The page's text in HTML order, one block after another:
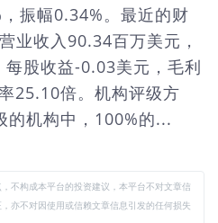
振幅0.34%。最近的财
业收入90.34百万美元，
股收益-0.03美元，毛利
25.10倍。机构评级方
的机构中，100%的...
不构成本平台的投资建议，本平台不对文章信
亦不对因使用或信赖文章信息引发的任何损失